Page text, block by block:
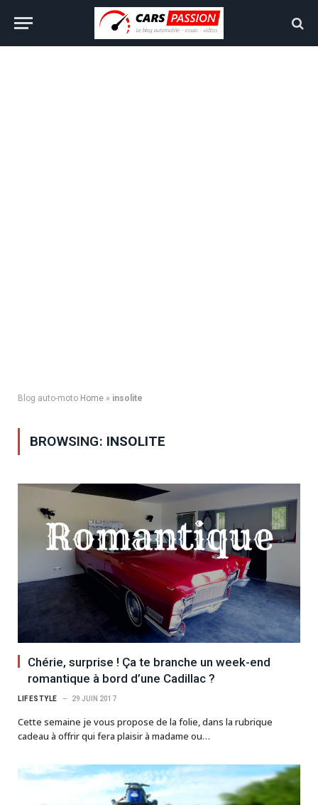
Blog auto-moto Home » insolite
BROWSING: INSOLITE
Chérie, surprise ! Ça te branche un week-end
romantique à bord d’une Cadillac ?
LIFESTYLE 29 JUIN 2017
Cette semaine je vous propose de la folie, dans la rubrique
cadeau à offrir qui fera plaisir à madame ou…